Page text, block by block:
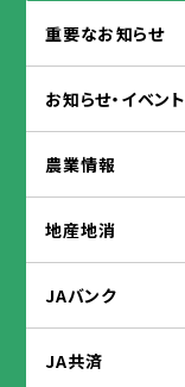
重要なお知らせ
お知らせ・イベント
農業情報
地産地消
JAバンク
JA共済